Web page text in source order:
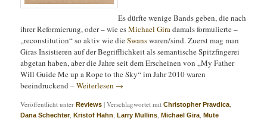
Es dürfte wenige Bands geben, die nach
ihrer Reformierung, oder – wie esMichael Giradamals formulierte –
„reconstitution“ so aktiv wie dieSwanswaren/sind. Zuerst mag man
Giras Insistieren auf der Begrifflichkeit als semantische Spitzfingerei
abgetan haben, aber die Jahre seit dem Erscheinen von „My Father
Will Guide Me up a Rope to the Sky“ im Jahr 2010 waren
beeindruckend –Weiterlesen →
Veröffentlicht unter Reviews |Verschlagwortet mit Christopher Pravdica,
Dana Schechter,Kristof Hahn,Larry Mullins,Michael Gira,Mute